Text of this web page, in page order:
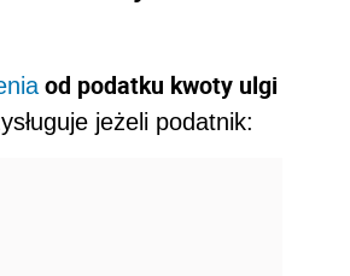
od podatku kwoty ulgi
jeżeli podatnik: